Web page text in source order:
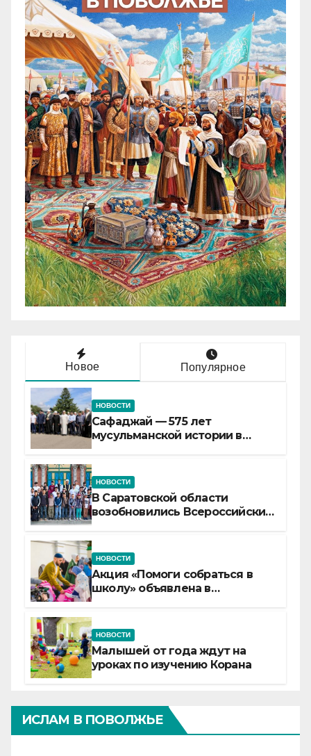
Новое Популярное
НОВОСТИ
Сафаджай — 575 лет
мусульманской истории в
НОВОСТИ
В Саратовской области
возобновились Всероссийские
НОВОСТИ
Акция «Помоги собраться в
школу» объявлена в
НОВОСТИ
Малышей от года ждут на
уроках по изучению Корана
ИСЛАМ В ПОВОЛЖЬЕ